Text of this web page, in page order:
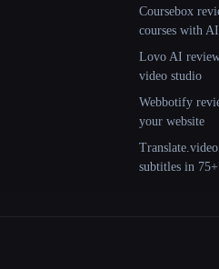
Coursebox
courses with AI
Lovo AI
video studio
Webbotify
your website
subtitles in 75+